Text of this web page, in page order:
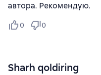
автора. Рекомендую.
0 0
Sharh qoldiring